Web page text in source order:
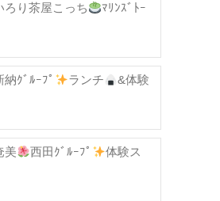
ろり茶屋こっち
ﾏﾘﾝｽﾞﾄｰ
納ｸﾞﾙｰﾌﾟ ランチ
&体験
美 西田ｸﾞﾙｰﾌﾟ
体験ス